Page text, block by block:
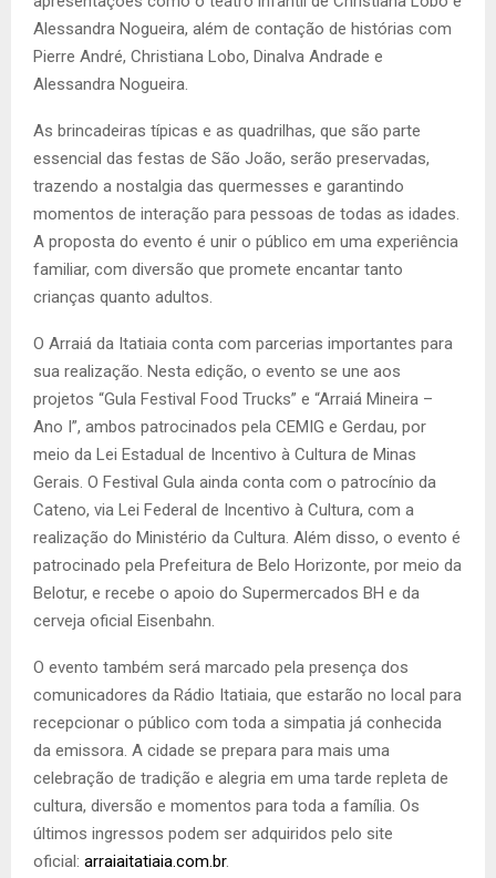
Alessandra Nogueira, além de contação de histórias com
Pierre André, Christiana Lobo, Dinalva Andrade e
Alessandra Nogueira.
As brincadeiras típicas e as quadrilhas, que são parte
essencial das festas de São João, serão preservadas,
trazendo a nostalgia das quermesses e garantindo
momentos de interação para pessoas de todas as idades.
A proposta do evento é unir o público em uma experiência
familiar, com diversão que promete encantar tanto
crianças quanto adultos.
O Arraiá da Itatiaia conta com parcerias importantes para
sua realização. Nesta edição, o evento se une aos
projetos “Gula Festival Food Trucks” e “Arraiá Mineira –
Ano I”, ambos patrocinados pela CEMIG e Gerdau, por
meio da Lei Estadual de Incentivo à Cultura de Minas
Gerais. O Festival Gula ainda conta com o patrocínio da
Cateno, via Lei Federal de Incentivo à Cultura, com a
realização do Ministério da Cultura. Além disso, o evento é
patrocinado pela Prefeitura de Belo Horizonte, por meio da
Belotur, e recebe o apoio do Supermercados BH e da
cerveja oficial Eisenbahn.
O evento também será marcado pela presença dos
comunicadores da Rádio Itatiaia, que estarão no local para
recepcionar o público com toda a simpatia já conhecida
da emissora. A cidade se prepara para mais uma
celebração de tradição e alegria em uma tarde repleta de
cultura, diversão e momentos para toda a família. Os
últimos ingressos podem ser adquiridos pelo site
oficial: arraiaitatiaia.com.br.